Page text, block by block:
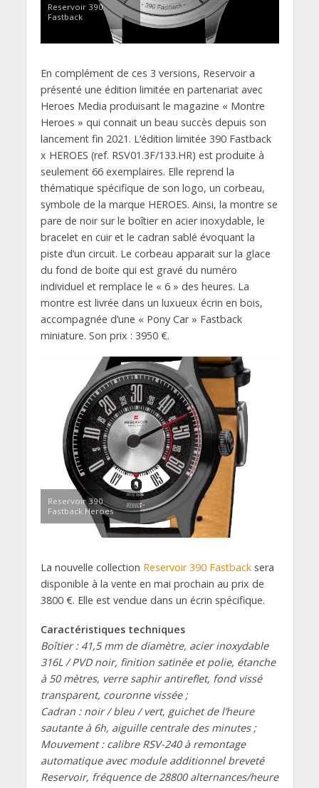
Reservoir 390
Fastback
En complément de ces 3 versions, Reservoir a
présenté une édition limitée en partenariat avec
Heroes Media produisant le magazine « Montre
Heroes » qui connait un beau succès depuis son
lancement fin 2021. L’édition limitée 390 Fastback
x HEROES (ref. RSV01.3F/133.HR) est produite à
seulement 66 exemplaires. Elle reprend la
thématique spécifique de son logo, un corbeau,
symbole de la marque HEROES. Ainsi, la montre se
pare de noir sur le boîtier en acier inoxydable, le
bracelet en cuir et le cadran sablé évoquant la
piste d’un circuit. Le corbeau apparait sur la glace
du fond de boite qui est gravé du numéro
individuel et remplace le « 6 » des heures. La
montre est livrée dans un luxueux écrin en bois,
accompagnée d’une « Pony Car » Fastback
miniature. Son prix : 3950 €.
Reservoir 390
Fastback Heroes
La nouvelle collection Reservoir 390 Fastbacksera
disponible à la vente en mai prochain au prix de
3800 €. Elle est vendue dans un écrin spécifique.
Caractéristiques techniques
Boîtier : 41,5 mm de diamètre, acier inoxydable
316L / PVD noir, finition satinée et polie, étanche
à 50 mètres, verre saphir antireflet, fond vissé
transparent, couronne vissée ;
Cadran : noir / bleu / vert, guichet de l’heure
sautante à 6h, aiguille centrale des minutes ;
Mouvement : calibre RSV-240 à remontage
automatique avec module additionnel breveté
Reservoir, fréquence de 28800 alternances/heure